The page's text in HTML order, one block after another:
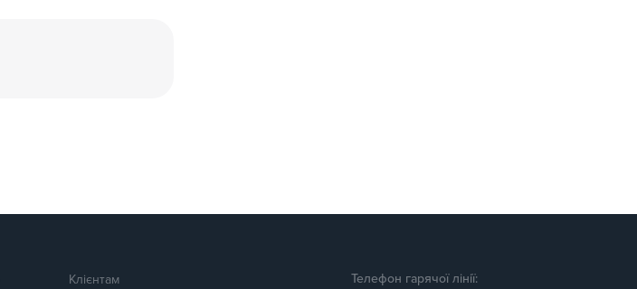
Клієнтам Телефон гарячої лінії: